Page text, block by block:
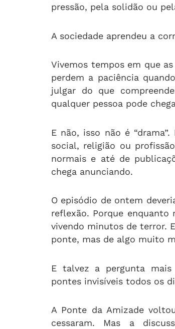
pressão, pela solidão ou
A sociedade aprendeu a
Vivemos tempos em que
perdem a paciência
julgar do que
qualquer pessoa pode
E não, isso não é
social, religião ou
normais e até de
chega anunciando.
O episódio de ontem
reflexão. Porque
vivendo minutos de terror.
ponte, mas de algo muito
E talvez a pergunta mais
pontes invisíveis todos os
A Ponte da Amizade
cessaram. Mas a